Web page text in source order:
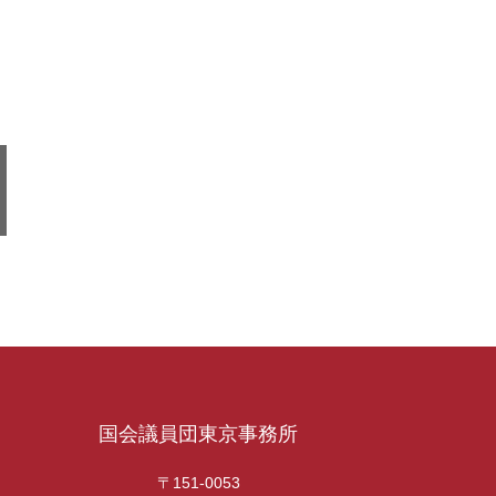
国会議員団東京事務所
〒151-0053